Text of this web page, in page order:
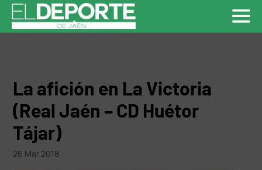
La afición en La Victoria
(Real Jaén – CD Huétor
Tájar)
26 Mar 2018